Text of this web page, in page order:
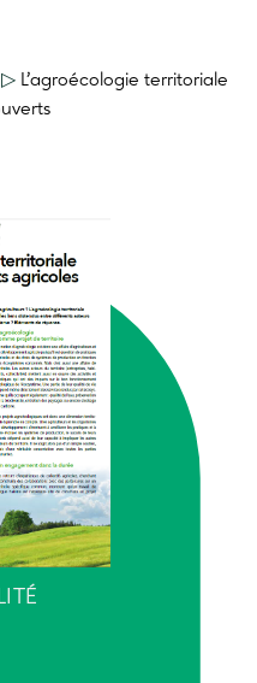
▷ L’agroécologie territoriale